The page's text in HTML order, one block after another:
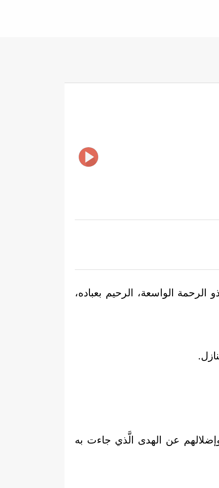
الواسعة، الرحيم بعباده،
عن الهدى الَّذي جاءت به